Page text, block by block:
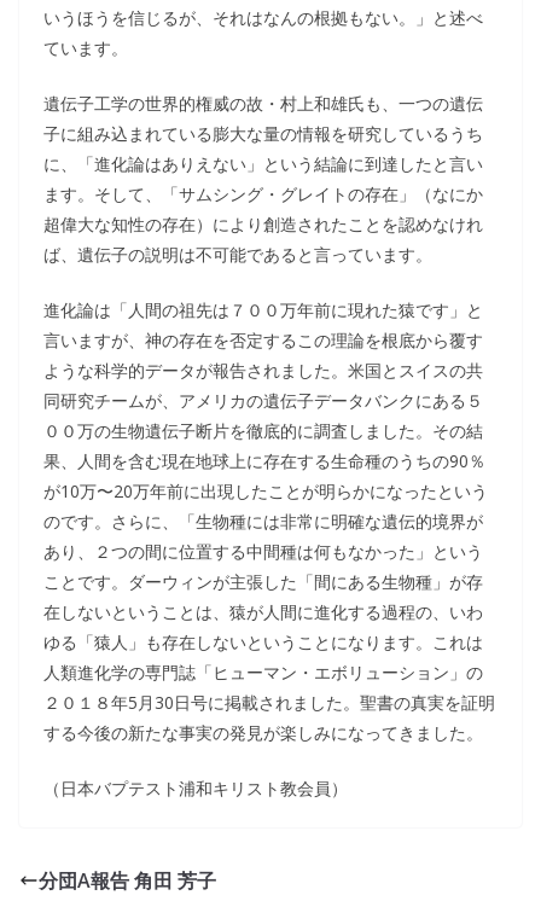
いうほうを信じるが、それはなんの根拠もない。」と述べ
ています。
遺伝子工学の世界的権威の故・村上和雄氏も、一つの遺伝
子に組み込まれている膨大な量の情報を研究しているうち
に、「進化論はありえない」という結論に到達したと言い
ます。そして、「サムシング・グレイトの存在」（なにか
超偉大な知性の存在）により創造されたことを認めなけれ
ば、遺伝子の説明は不可能であると言っています。
進化論は「人間の祖先は７００万年前に現れた猿です」と
言いますが、神の存在を否定するこの理論を根底から覆す
ような科学的データが報告されました。米国とスイスの共
同研究チームが、アメリカの遺伝子データバンクにある５
００万の生物遺伝子断片を徹底的に調査しました。その結
果、人間を含む現在地球上に存在する生命種のうちの90％
が10万〜20万年前に出現したことが明らかになったという
のです。さらに、「生物種には非常に明確な遺伝的境界が
あり、２つの間に位置する中間種は何もなかった」という
ことです。ダーウィンが主張した「間にある生物種」が存
在しないということは、猿が人間に進化する過程の、いわ
ゆる「猿人」も存在しないということになります。これは
人類進化学の専門誌「ヒューマン・エボリューション」の
２０１８年5月30日号に掲載されました。聖書の真実を証明
する今後の新たな事実の発見が楽しみになってきました。
（日本バプテスト浦和キリスト教会員）
分団A報告 角田 芳子